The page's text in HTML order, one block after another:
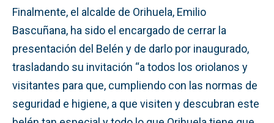
Finalmente, el alcalde de Orihuela, Emilio
Bascuñana, ha sido el encargado de cerrar la
presentación del Belén y de darlo por inaugurado,
trasladando su invitación “a todos los oriolanos y
visitantes para que, cumpliendo con las normas de
seguridad e higiene, a que visiten y descubran este